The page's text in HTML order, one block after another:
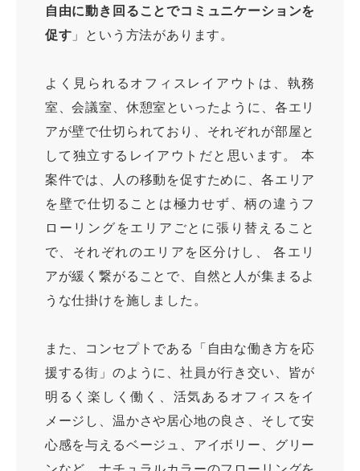
自由に動き回ることでコミュニケーションを
促す 」という方法があります。
よく見られるオフィスレイアウトは、執務
室、会議室、休憩室といったように、各エリ
アが壁で仕切られており、それぞれが部屋と
して独立するレイアウトだと思います。 本
案件では、人の移動を促すために、各エリア
を壁で仕切ることは極力せず、柄の違うフ
ローリングをエリアごとに張り替えること
で、それぞれのエリアを区分けし、 各エリ
アが緩く繋がることで、自然と人が集まるよ
うな仕掛けを施しました。
また、コンセプトである「自由な働き方を応
援する街」のように、社員が行き交い、皆が
明るく楽しく働く、活気あるオフィスをイ
メージし、温かさや居心地の良さ、そして安
心感を与えるベージュ、アイボリー、グリー
オフィスレイアウト、移転・納期
予算の相談、見積依頼など
お気軽にご相談ください！
お問合せ・見積依頼をする